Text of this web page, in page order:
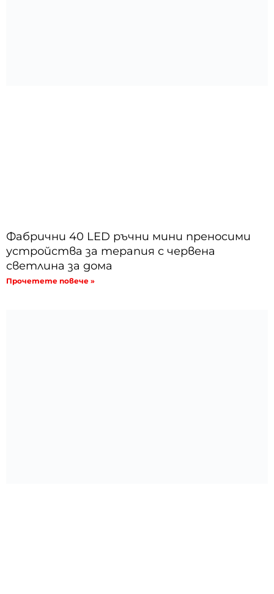
Фабрични 40 LED ръчни мини преносими
устройства за терапия с червена
светлина за дома
Прочетете повече »